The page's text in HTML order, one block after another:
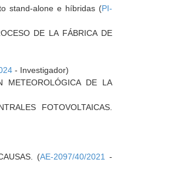
stand-alone e híbridas (PI-
DE LA FÁBRICA DE
- Investigador)
METEOROLÓGICA DE LA
FOTOVOLTAICAS.
(AE-2097/40/2021
-